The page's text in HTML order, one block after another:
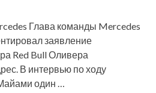
Глава команды Mercedes
заявление
Red Bull Оливера
В интервью по ходу
один …